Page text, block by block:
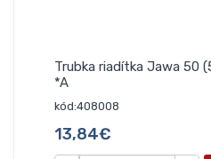
Trubka riadítka Jawa 50
*A
kód:408008
13,84€